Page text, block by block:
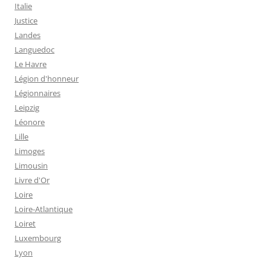
Italie
Justice
Landes
Languedoc
Le Havre
Légion d'honneur
Légionnaires
Leipzig
Léonore
Lille
Limoges
Limousin
Livre d'Or
Loire
Loire-Atlantique
Loiret
Luxembourg
Lyon